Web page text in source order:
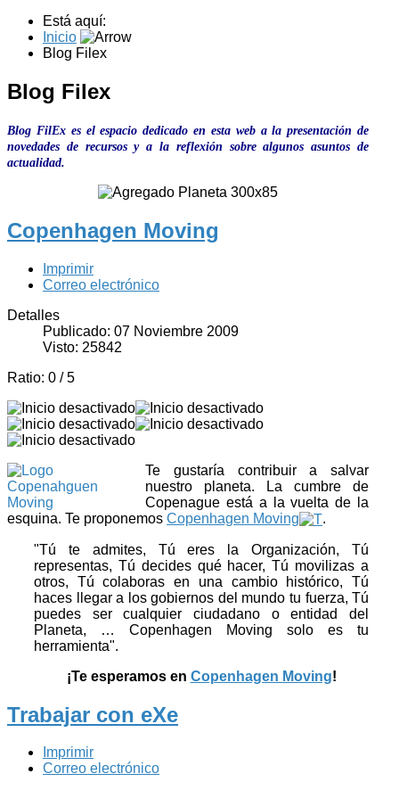
Está aquí:
Inicio
Blog Filex
Blog Filex
Blog FilEx es el espacio dedicado en esta web a la presentación de
novedades de recursos y a la reflexión sobre algunos asuntos de
actualidad.
Copenhagen Moving
Imprimir
Correo electrónico
Detalles
Publicado: 07 Noviembre 2009
Visto: 25842
Ratio: 0 /5
Te gustaría contribuir a salvar
nuestro planeta. La cumbre de
Copenague está a la vuelta de la
esquina. Te proponemos Copenhagen Moving .
"Tú te admites, Tú eres la Organización, Tú
representas, Tú decides qué hacer, Tú movilizas a
otros, Tú colaboras en una cambio histórico, Tú
haces llegar a los gobiernos del mundo tu fuerza, Tú
puedes ser cualquier ciudadano o entidad del
Planeta, … Copenhagen Moving solo es tu
herramienta".
¡Te esperamos en Copenhagen Moving!
Trabajar con eXe
Imprimir
Correo electrónico